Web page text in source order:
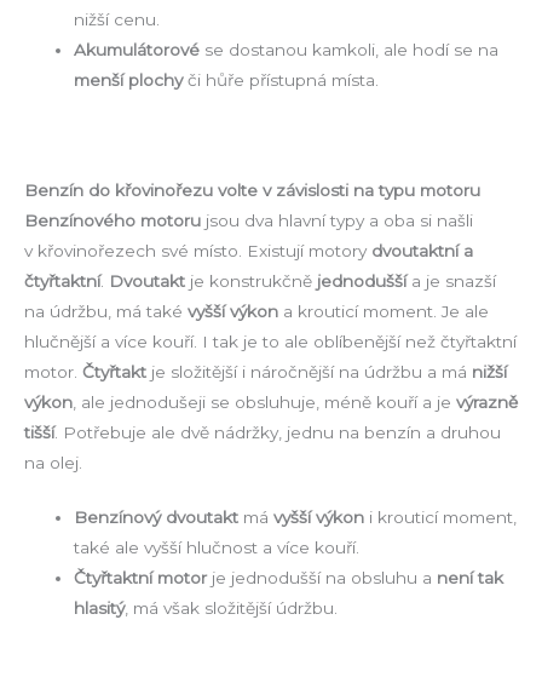
nižší cenu.
Akumulátorové se dostanou kamkoli, ale hodí se na
menší plochyči hůře přístupná místa.
Benzín do křovinořezu volte v závislosti na typu motoru
Benzínového motoru jsou dva hlavní typy a oba si našli
v křovinořezech své místo. Existují motory dvoutaktní a
čtyřtaktní. Dvoutakt je konstrukčně jednoduššía je snazší
na údržbu, má také vyšší výkon a krouticí moment. Je ale
hlučnější a více kouří. I tak je to ale oblíbenější než čtyřtaktní
motor. Čtyřtakt je složitější i náročnější na údržbu a má nižší
výkon , ale jednodušeji se obsluhuje, méně kouří a je výrazně
tišší. Potřebuje ale dvě nádržky, jednu na benzín a druhou
na olej.
Benzínový dvoutakt mávyšší výkon i krouticí moment,
také ale vyšší hlučnost a více kouří.
Čtyřtaktní motorje jednodušší na obsluhu a není tak
hlasitý, má však složitější údržbu.